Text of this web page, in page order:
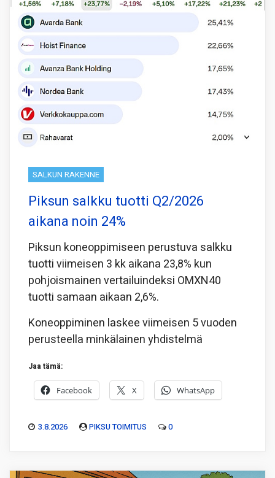
SALKUN RAKENNE
Piksun salkku tuotti Q2/2026
aikana noin 24%
Piksun koneoppimiseen perustuva salkku
tuotti viimeisen 3 kk aikana 23,8% kun
pohjoismainen vertailuindeksi OMXN40
tuotti samaan aikaan 2,6%.
Koneoppiminen laskee viimeisen 5 vuoden
perusteella minkälainen yhdistelmä
Jaa tämä:
Facebook X WhatsApp
3.8.2026 PIKSU TOIMITUS 0